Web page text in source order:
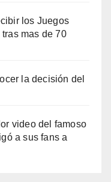
los Juegos
mas de 70
la decisión del
video del famoso
a sus fans a